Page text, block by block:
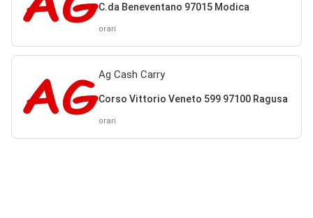
C.da Beneventano 97015 Modica
orari
Ag Cash Carry
Corso Vittorio Veneto 599 97100 Ragusa
orari